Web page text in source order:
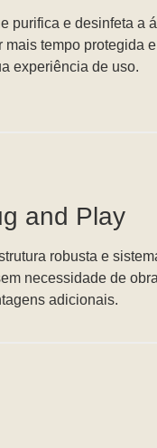
purifica e desinfeta a
mais tempo protegida e
experiência de uso.
and Play
robusta e
necessidade de
adicionais.